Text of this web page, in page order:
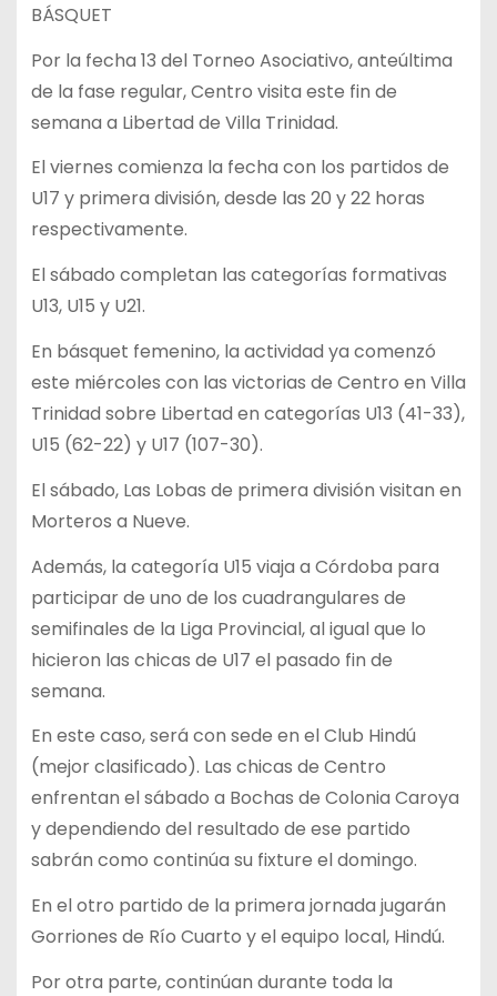
BÁSQUET
Por la fecha 13 del Torneo Asociativo, anteúltima
de la fase regular, Centro visita este fin de
semana a Libertad de Villa Trinidad.
El viernes comienza la fecha con los partidos de
U17 y primera división, desde las 20 y 22 horas
respectivamente.
El sábado completan las categorías formativas
U13, U15 y U21.
En básquet femenino, la actividad ya comenzó
este miércoles con las victorias de Centro en Villa
Trinidad sobre Libertad en categorías U13 (41-33),
U15 (62-22) y U17 (107-30).
El sábado, Las Lobas de primera división visitan en
Morteros a Nueve.
Además, la categoría U15 viaja a Córdoba para
participar de uno de los cuadrangulares de
semifinales de la Liga Provincial, al igual que lo
hicieron las chicas de U17 el pasado fin de
semana.
En este caso, será con sede en el Club Hindú
(mejor clasificado). Las chicas de Centro
enfrentan el sábado a Bochas de Colonia Caroya
y dependiendo del resultado de ese partido
sabrán como continúa su fixture el domingo.
En el otro partido de la primera jornada jugarán
Gorriones de Río Cuarto y el equipo local, Hindú.
Por otra parte, continúan durante toda la